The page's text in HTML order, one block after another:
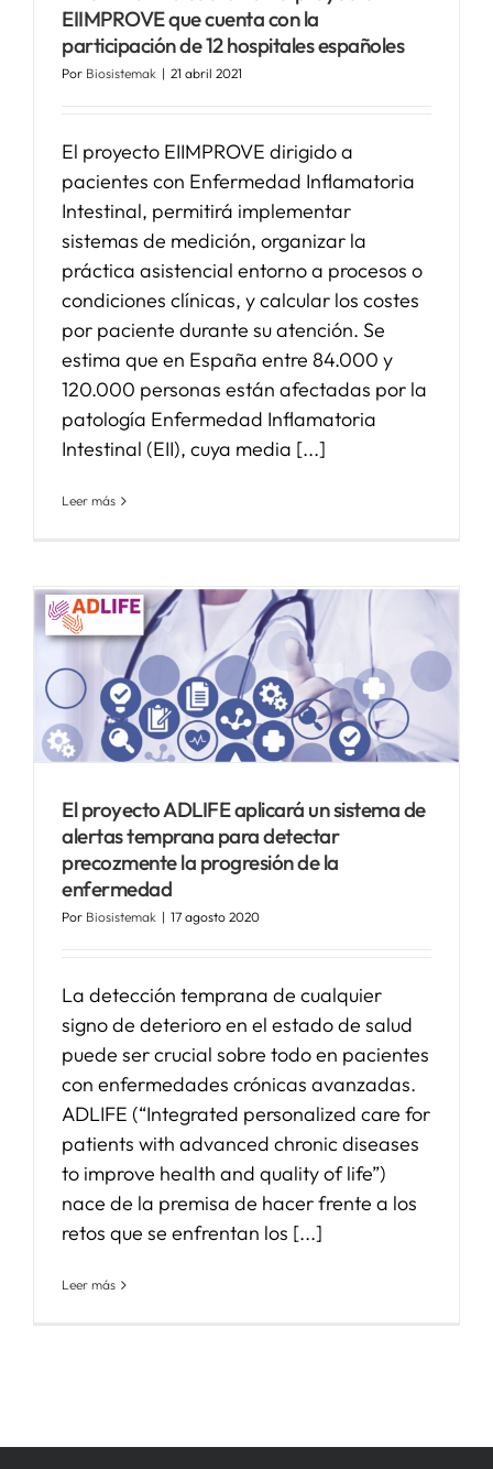
EIIMPROVE que cuenta con la
participación de 12 hospitales españoles
Por Biosistemak | 21 abril 2021
El proyecto EIIMPROVE dirigido a
pacientes con Enfermedad Inflamatoria
Intestinal, permitirá implementar
sistemas de medición, organizar la
práctica asistencial entorno a procesos o
condiciones clínicas, y calcular los costes
por paciente durante su atención. Se
estima que en España entre 84.000 y
120.000 personas están afectadas por la
patología Enfermedad Inflamatoria
Intestinal (EII), cuya media [...]
Leer más
El proyecto ADLIFE aplicará un sistema de
alertas temprana para detectar
precozmente la progresión de la
enfermedad
Por Biosistemak | 17 agosto 2020
La detección temprana de cualquier
signo de deterioro en el estado de salud
puede ser crucial sobre todo en pacientes
con enfermedades crónicas avanzadas.
ADLIFE (“Integrated personalized care for
patients with advanced chronic diseases
to improve health and quality of life”)
nace de la premisa de hacer frente a los
retos que se enfrentan los [...]
Leer más